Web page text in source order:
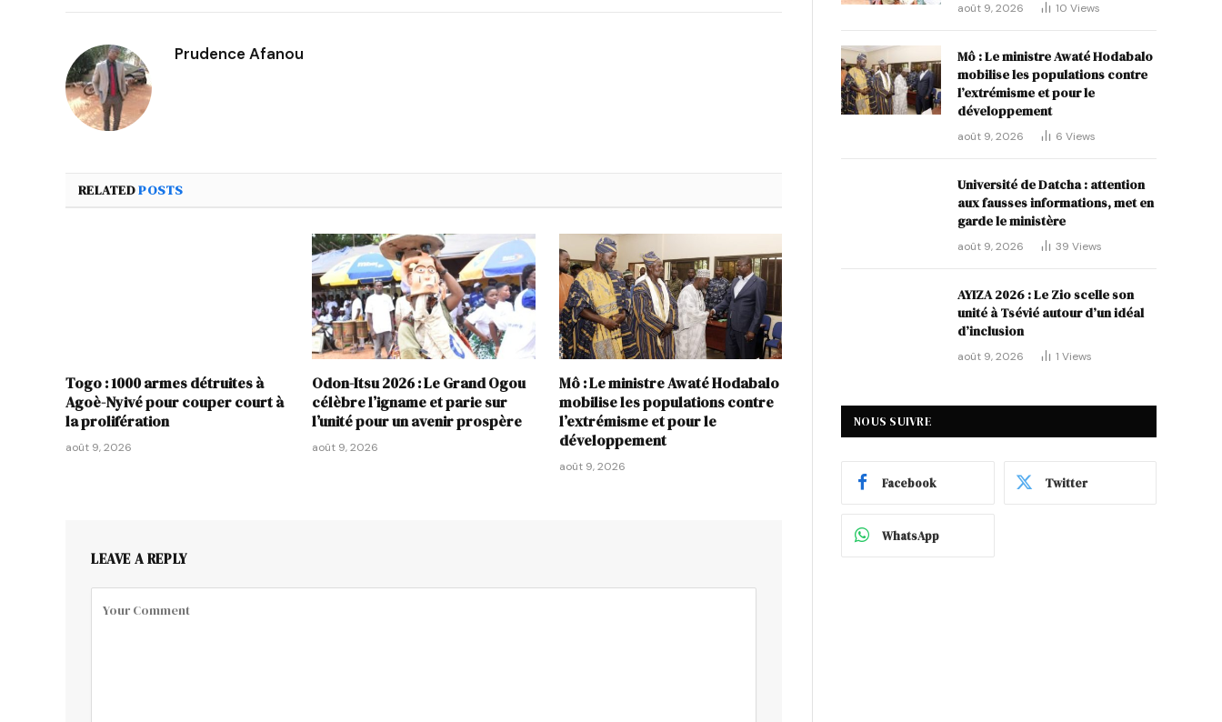
Prudence Afanou
RELATEDPOSTS
Togo : 1000 armes détruites à
Agoè-Nyivé pour couper court à
la prolifération
août 9, 2026
Odon-Itsu 2026 : Le Grand Ogou
célèbre l’igname et parie sur
l’unité pour un avenir prospère
août 9, 2026
Mô : Le ministre Awaté Hodabalo
mobilise les populations contre
l’extrémisme et pour le
développement
août 9, 2026
LEAVE A REPLY
août 9, 2026 10 Views
Mô : Le ministre Awaté Hodabalo
mobilise les populations contre
l’extrémisme et pour le
développement
août 9, 2026 6 Views
Université de Datcha : attention
aux fausses informations, met en
garde le ministère
août 9, 2026 39 Views
AYIZA 2026 : Le Zio scelle son
unité à Tsévié autour d’un idéal
d’inclusion
août 9, 2026 1 Views
NOUS SUIVRE
Facebook Twitter
WhatsApp